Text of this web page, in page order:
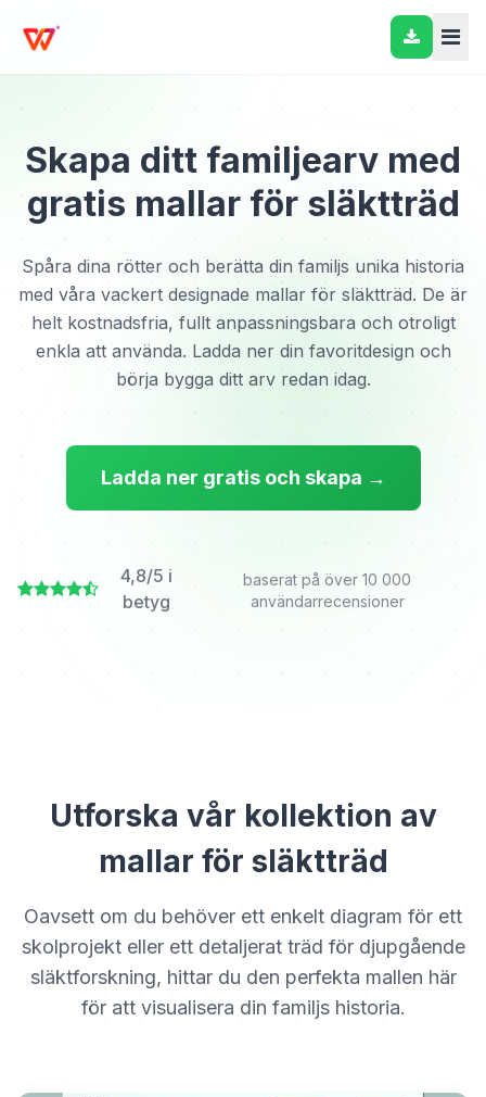
Skapa ditt familjearv med
gratis mallar för släktträd
Spåra dina rötter och berätta din familjs unika historia
med våra vackert designade mallar för släktträd. De är
helt kostnadsfria, fullt anpassningsbara och otroligt
enkla att använda. Ladda ner din favoritdesign och
börja bygga ditt arv redan idag.
Ladda ner gratis och skapa →
4,8/5 i
betyg
baserat på över 10 000
användarrecensioner
Utforska vår kollektion av
mallar för släktträd
Oavsett om du behöver ett enkelt diagram för ett
skolprojekt eller ett detaljerat träd för djupgående
släktforskning, hittar du den perfekta mallen här
för att visualisera din familjs historia.